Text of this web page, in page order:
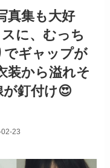
真集も大好
に、むっち
でギャップが
装から溢れそ
釘付け😍
23